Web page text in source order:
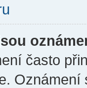
často
Oznámení